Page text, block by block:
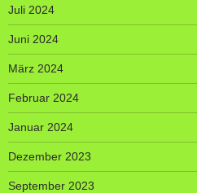
Juli 2024
Juni 2024
März 2024
Februar 2024
Januar 2024
Dezember 2023
September 2023